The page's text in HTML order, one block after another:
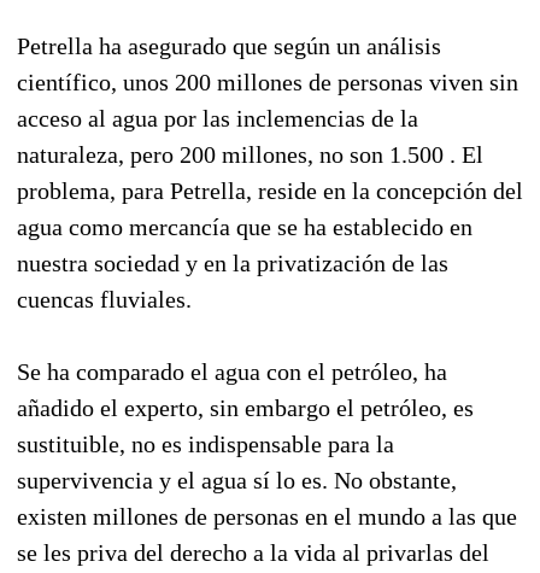
Petrella ha asegurado que según un análisis
científico, unos 200 millones de personas viven sin
acceso al agua por las inclemencias de la
naturaleza, pero 200 millones, no son 1.500 . El
problema, para Petrella, reside en la concepción del
agua como mercancía que se ha establecido en
nuestra sociedad y en la privatización de las
cuencas fluviales.
Se ha comparado el agua con el petróleo, ha
añadido el experto, sin embargo el petróleo, es
sustituible, no es indispensable para la
supervivencia y el agua sí lo es. No obstante,
existen millones de personas en el mundo a las que
se les priva del derecho a la vida al privarlas del